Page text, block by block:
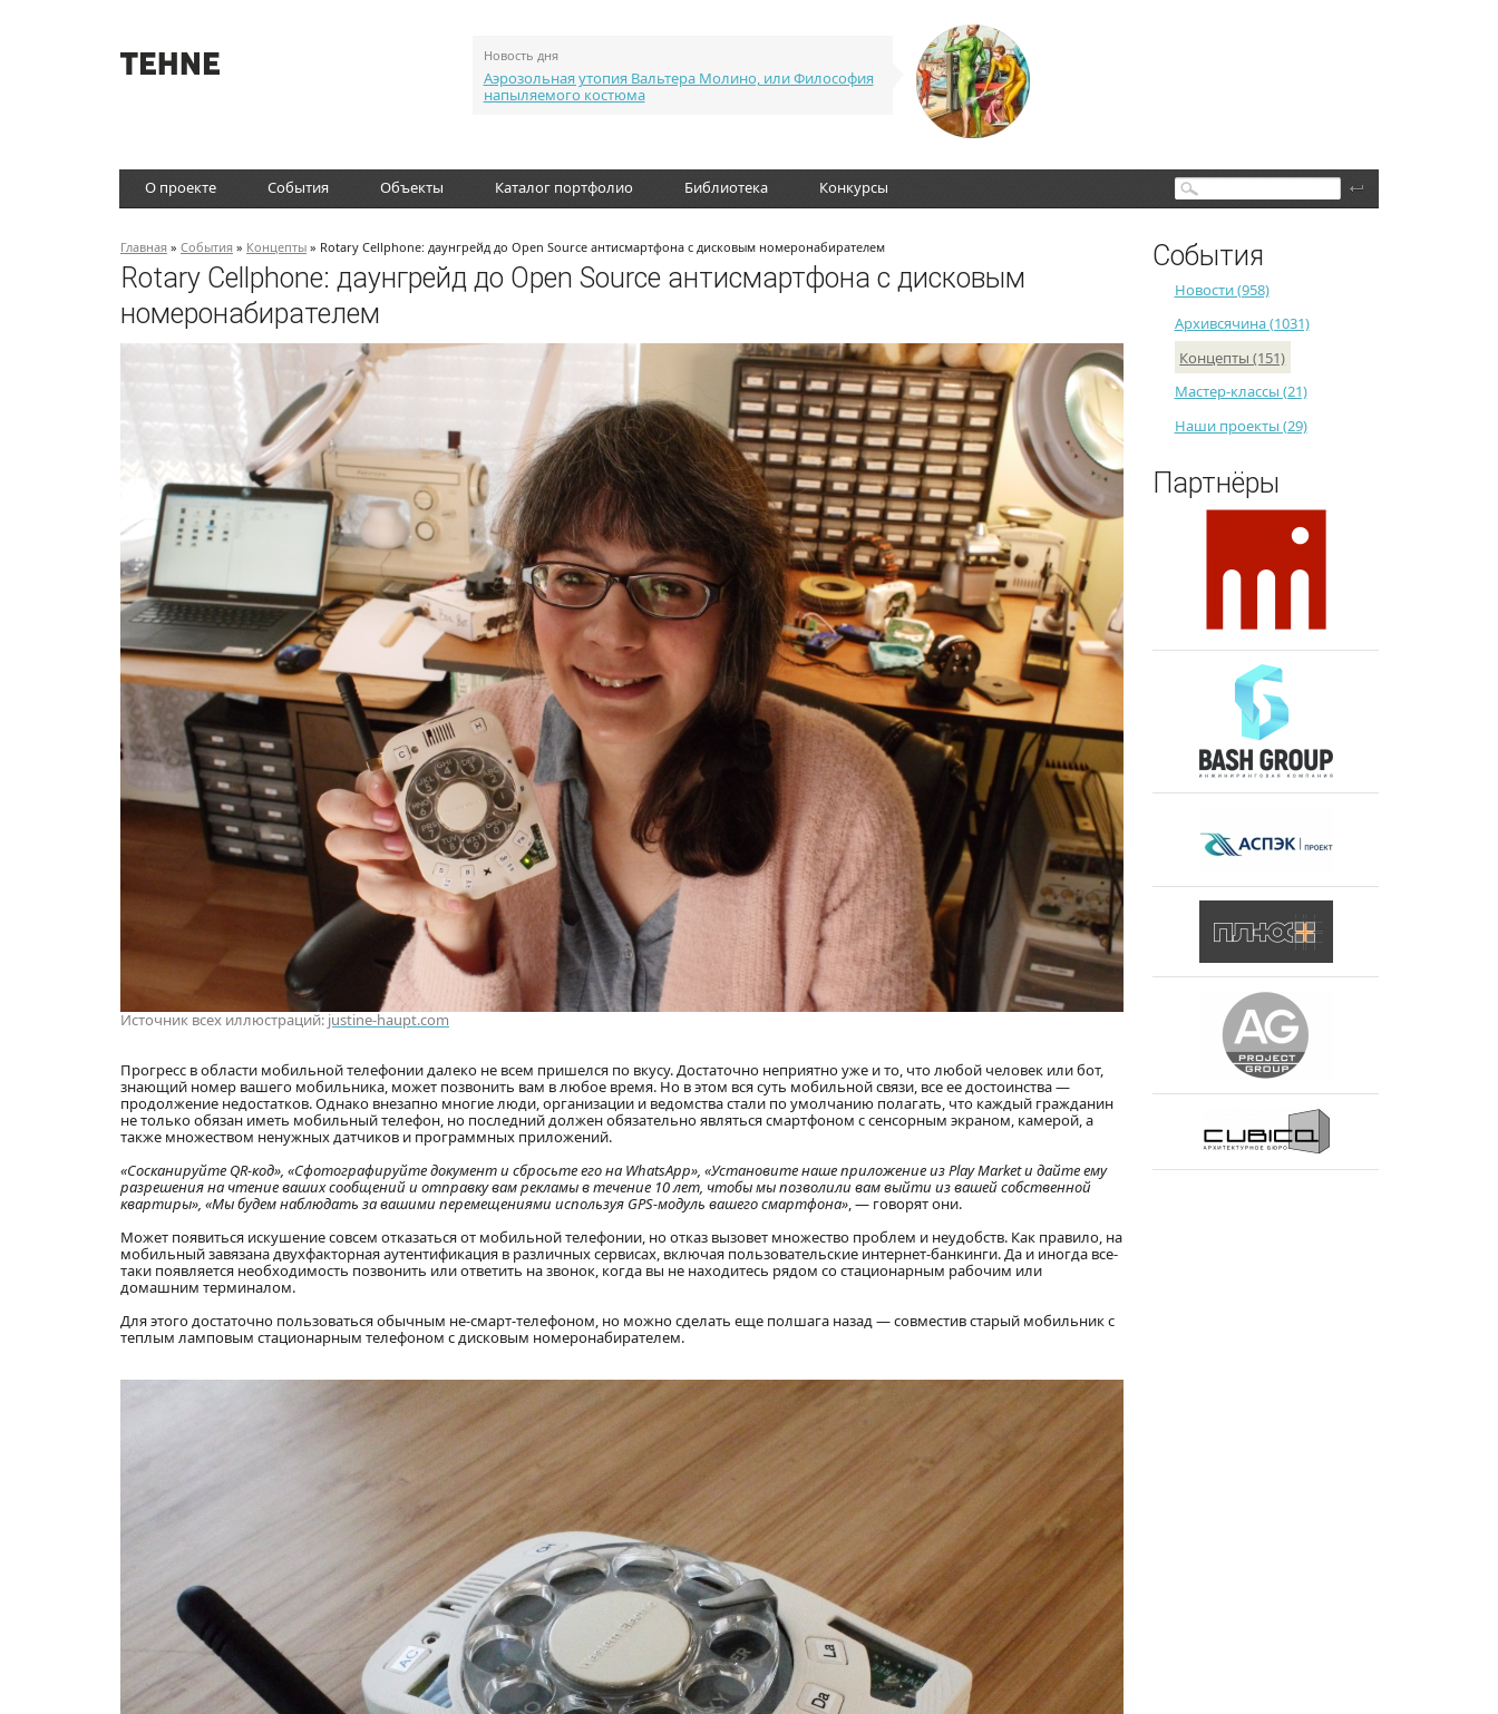
Новость дня
Аэрозольная утопия Вальтера Молино, или Философия
напыляемого костюма
О проекте События Объекты Каталог портфолио Библиотека Конкурсы Поиск
Главная » События » Концепты » Rotary Cellphone: даунгрейд до Open Source антисмартфона с дисковым номеронабирателем
Rotary Cellphone: даунгрейд до Open Source антисмартфона с дисковым
номеронабирателем
Источник всех иллюстраций: justine-haupt.com
Прогресс в области мобильной телефонии далеко не всем пришелся по вкусу. Достаточно неприятно уже и то, что любой человек или бот,
знающий номер вашего мобильника, может позвонить вам в любое время. Но в этом вся суть мобильной связи, все ее достоинства —
продолжение недостатков. Однако внезапно многие люди, организации и ведомства стали по умолчанию полагать, что каждый гражданин
не только обязан иметь мобильный телефон, но последний должен обязательно являться смартфоном с сенсорным экраном, камерой, а
также множеством ненужных датчиков и программных приложений.
«Сосканируйте QR-код», «Сфотографируйте документ и сбросьте его на WhatsApp», «Установите наше приложение из Play Market и дайте ему
разрешения на чтение ваших сообщений и отправку вам рекламы в течение 10 лет, чтобы мы позволили вам выйти из вашей собственной
квартиры», «Мы будем наблюдать за вашими перемещениями используя GPS-модуль вашего смартфона», — говорят они.
Может появиться искушение совсем отказаться от мобильной телефонии, но отказ вызовет множество проблем и неудобств. Как правило, на
мобильный завязана двухфакторная аутентификация в различных сервисах, включая пользовательские интернет-банкинги. Да и иногда все-
таки появляется необходимость позвонить или ответить на звонок, когда вы не находитесь рядом со стационарным рабочим или
домашним терминалом.
Для этого достаточно пользоваться обычным не-смарт-телефоном, но можно сделать еще полшага назад — совместив старый мобильник с
теплым ламповым стационарным телефоном с дисковым номеронабирателем.
События
Новости (958)
Архивсячина (1031)
Концепты (151)
Мастер-классы (21)
Наши проекты (29)
Партнёры